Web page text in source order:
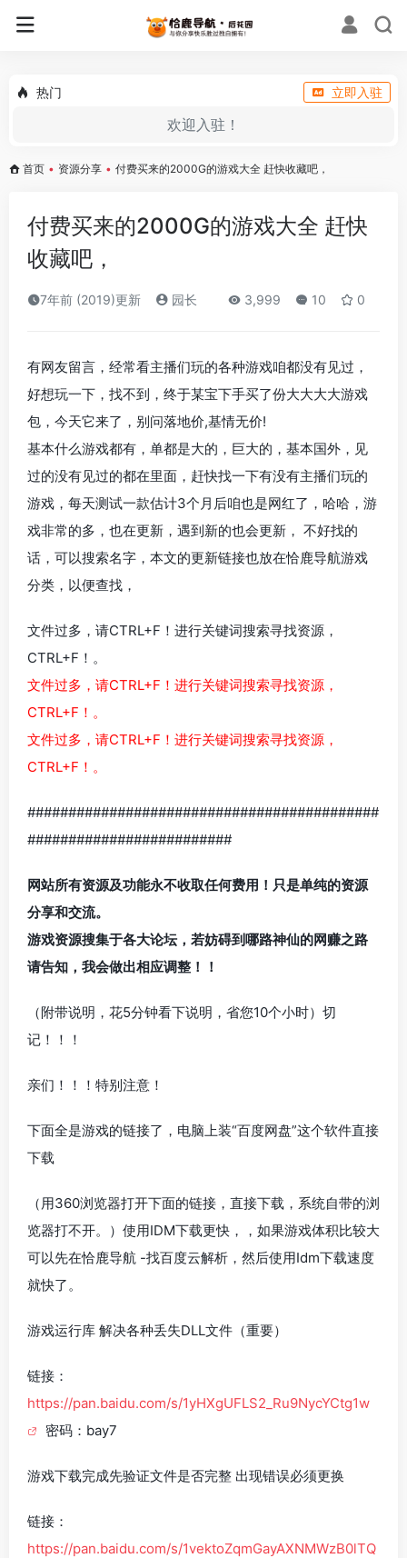
热门 立即入驻
欢迎入驻！
首页 • 资源分享 • 付费买来的2000G的游戏大全 赶快收藏吧，
付费买来的2000G的游戏大全 赶快
收藏吧，
7年前 (2019)更新 园长 3,999 10 0
有网友留言，经常看主播们玩的各种游戏咱都没有见过，
好想玩一下，找不到，终于某宝下手买了份大大大大游戏
包，今天它来了，别问落地价,基情无价!
基本什么游戏都有，单都是大的，巨大的，基本国外，见
过的没有见过的都在里面，​赶快找一下有没有主播们玩的
游戏，每天测试一款估计3个月后咱也是网红了，哈哈，游
戏非常的多，也在更新，遇到新的也会更新， 不好找的
话，可以搜索名字，本文的更新链接也放在恰鹿导航游戏
分类，以便查找，
文件过多，请CTRL+F！进行关键词搜索寻找资源，
CTRL+F！。
文件过多，请CTRL+F！进行关键词搜索寻找资源，
CTRL+F！。
文件过多，请CTRL+F！进行关键词搜索寻找资源，
CTRL+F！。
###########################################
#########################
网站所有资源及功能永不收取任何费用！只是单纯的资源
分享和交流。
游戏资源搜集于各大论坛，若妨碍到哪路神仙的网赚之路
请告知，我会做出相应调整！！
（附带说明，花5分钟看下说明，省您10个小时）切
记！！！
亲们！！！特别注意！
下面全是游戏的链接了，电脑上装“百度网盘”这个软件直接
下载
（用360浏览器打开下面的链接，直接下载，系统自带的浏
览器打不开。）使用IDM下载更快，，如果游戏体积比较大
可以先在恰鹿导航 -找百度云解析，然后使用Idm下载速度
就快了。
游戏运行库 解决各种丢失DLL文件（重要）
链接：
https://pan.baidu.com/s/1yHXgUFLS2_Ru9NycYCtg1w
密码：bay7
游戏下载完成先验证文件是否完整 出现错误必须更换
链接：
https://pan.baidu.com/s/1vektoZqmGayAXNMWzB0lTQ